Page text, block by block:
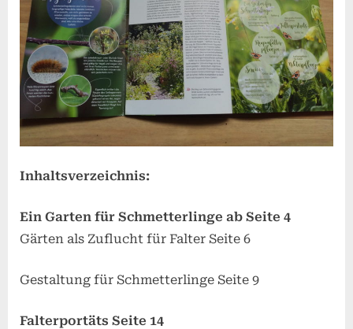
Inhaltsverzeichnis:
Ein Garten für Schmetterlinge ab Seite 4
Gärten als Zuflucht für Falter Seite 6
Gestaltung für Schmetterlinge Seite 9
Falterportäts Seite 14